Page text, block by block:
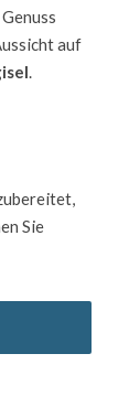
auf
.
Sie